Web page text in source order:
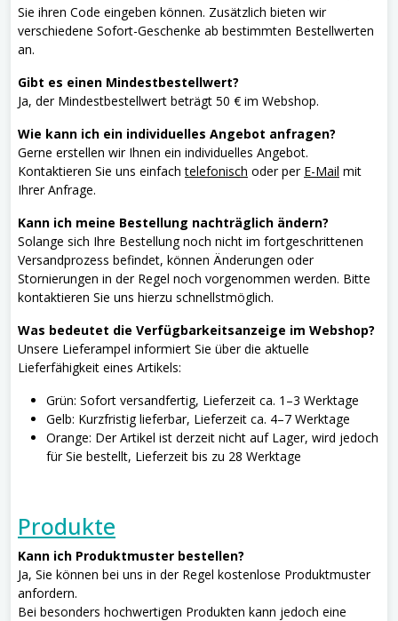
Sie ihren Code eingeben können. Zusätzlich bieten wir
verschiedene Sofort-Geschenke ab bestimmten Bestellwerten
an.
Gibt es einen Mindestbestellwert?
Ja, der Mindestbestellwert beträgt 50 € im Webshop.
Wie kann ich ein individuelles Angebot anfragen?
Gerne erstellen wir Ihnen ein individuelles Angebot.
Kontaktieren Sie uns einfachtelefonisch oder per E-Mail mit
Ihrer Anfrage.
Kann ich meine Bestellung nachträglich ändern?
Solange sich Ihre Bestellung noch nicht im fortgeschrittenen
Versandprozess befindet, können Änderungen oder
Stornierungen in der Regel noch vorgenommen werden. Bitte
kontaktieren Sie uns hierzu schnellstmöglich.
Was bedeutet die Verfügbarkeitsanzeige im Webshop?
Unsere Lieferampel informiert Sie über die aktuelle
Lieferfähigkeit eines Artikels:
Grün: Sofort versandfertig, Lieferzeit ca. 1–3 Werktage
Gelb: Kurzfristig lieferbar, Lieferzeit ca. 4–7 Werktage
Orange: Der Artikel ist derzeit nicht auf Lager, wird jedoch
für Sie bestellt, Lieferzeit bis zu 28 Werktage
Produkte
Kann ich Produktmuster bestellen?
Ja, Sie können bei uns in der Regel kostenlose Produktmuster
anfordern.
Bei besonders hochwertigen Produkten kann jedoch eine